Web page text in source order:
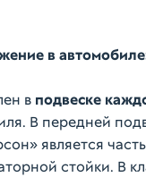
в
в подвеске
В передней
является
стойки. В